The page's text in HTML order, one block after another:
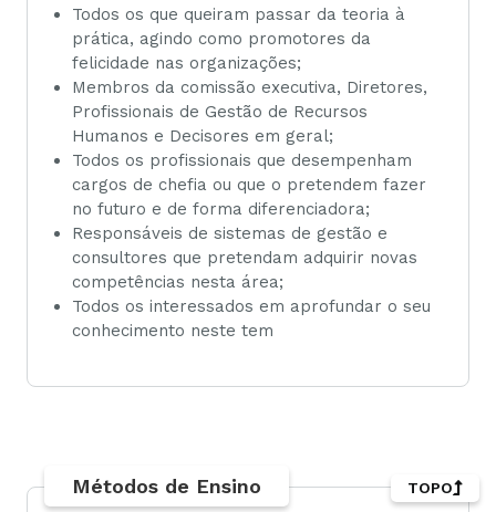
Todos os que queiram passar da teoria à
prática, agindo como promotores da
felicidade nas organizações;
Membros da comissão executiva, Diretores,
Profissionais de Gestão de Recursos
Humanos e Decisores em geral;
Todos os profissionais que desempenham
cargos de chefia ou que o pretendem fazer
no futuro e de forma diferenciadora;
Responsáveis de sistemas de gestão e
consultores que pretendam adquirir novas
competências nesta área;
Todos os interessados em aprofundar o seu
conhecimento neste tem
Métodos de Ensino TOPO